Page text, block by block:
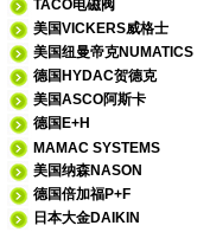
TACO电磁阀
美国VICKERS威格士
美国纽曼帝克NUMATICS
德国HYDAC贺德克
美国ASCO阿斯卡
德国E+H
MAMAC SYSTEMS
美国纳森NASON
德国倍加福P+F
日本大金DAIKIN